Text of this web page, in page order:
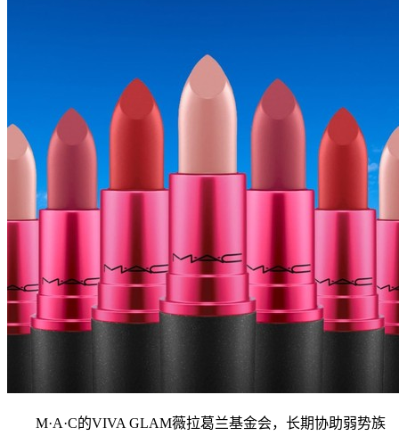
M·A·C的VIVA GLAM薇拉葛兰基金会，长期协助弱势族